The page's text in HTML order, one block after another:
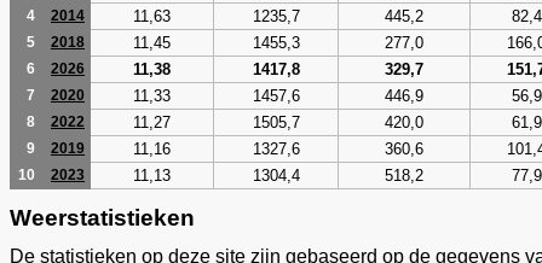
4 2014 11,63 1235,7 445,2 82,4
5 2018 11,45 1455,3 277,0
6 2026 11,38 1417,8 329,7
7 2020 11,33 1457,6 446,9 56,9
8 2022 11,27 1505,7 420,0 61,9
9 2019 11,16 1327,6 360,6
10 2023 11,13 1304,4 518,2 77,9
Weerstatistieken
De statistieken op deze site zijn gebaseerd op de gegevens